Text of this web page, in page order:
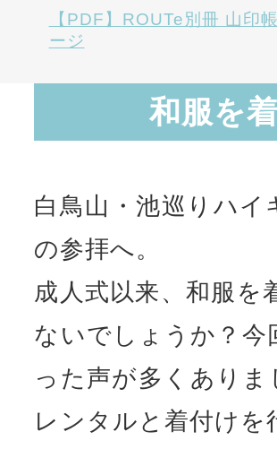
ROUTe別冊 山印
ージ
和服を
白鳥山・池巡りハ
の参拝へ。
成人式以来、和服
ないでしょうか？今
った声が多くあり
レンタルと着付け